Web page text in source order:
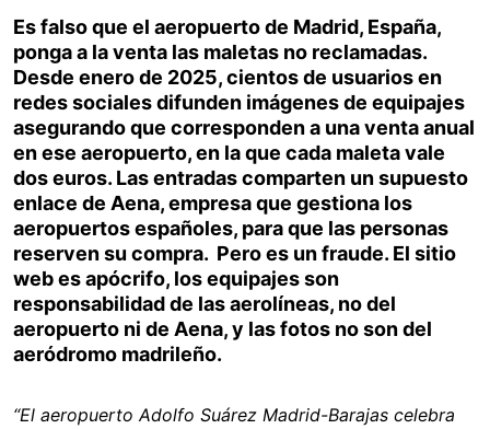
Es falso que el aeropuerto de Madrid, España,
ponga a la venta las maletas no reclamadas.
Desde enero de 2025, cientos de usuarios en
redes sociales difunden imágenes de equipajes
asegurando que corresponden a una venta anual
en ese aeropuerto, en la que cada maleta vale
dos euros. Las entradas comparten un supuesto
enlace de Aena, empresa que gestiona los
aeropuertos españoles, para que las personas
reserven su compra. Pero es un fraude. El sitio
web es apócrifo, los equipajes son
responsabilidad de las aerolíneas, no del
aeropuerto ni de Aena, y las fotos no son del
aeródromo madrileño.
“El aeropuerto Adolfo Suárez Madrid-Barajas celebra